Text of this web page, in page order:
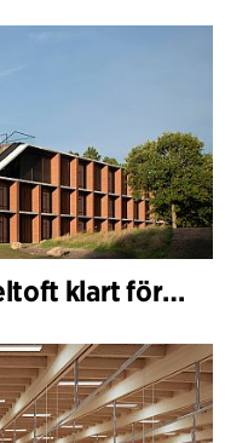
Campus BØGEHØJ i Ebeltoft klart för invigning: Unik träbyggnad färdigställd